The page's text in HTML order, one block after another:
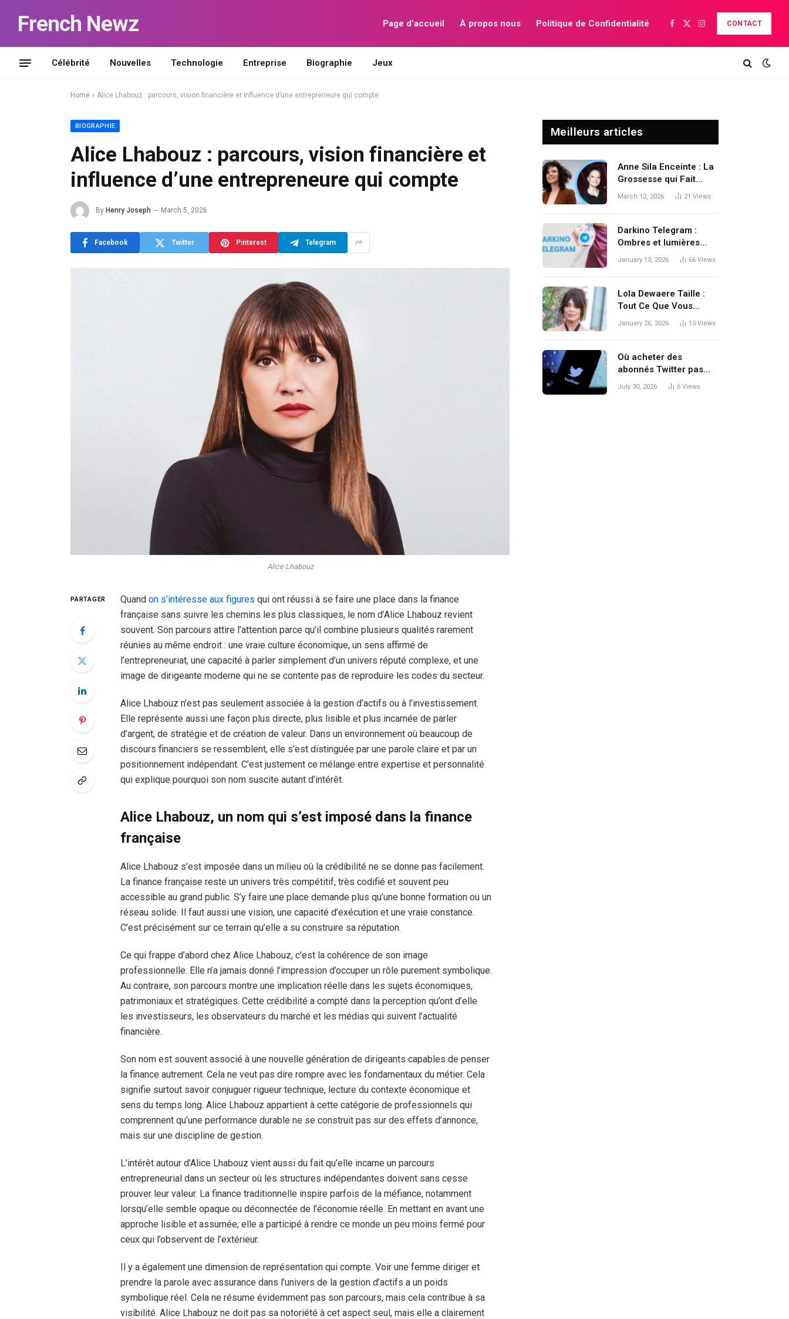
French Newz Page d’accueil À propos nous Politique de Confidentialité Facebook
X
Instagram
CONTACT
Célébrité Nouvelles Technologie Entreprise Biographie Jeux
Home » Alice Lhabouz : parcours, vision financière et influence d’une entrepreneure qui compte
BIOGRAPHIE
Alice Lhabouz : parcours, vision financière et
influence d’une entrepreneure qui compte
By Henry Joseph March 5, 2026
Facebook Twitter Pinterest Telegram
Alice Lhabouz
PARTAGER Quand on s’intéresse aux figures qui ont réussi à se faire une place dans la finance
française sans suivre les chemins les plus classiques, le nom d’Alice Lhabouz revient
souvent. Son parcours attire l’attention parce qu’il combine plusieurs qualités rarement
réunies au même endroit : une vraie culture économique, un sens affirmé de
l’entrepreneuriat, une capacité à parler simplement d’un univers réputé complexe, et une
image de dirigeante moderne qui ne se contente pas de reproduire les codes du secteur.
Alice Lhabouz n’est pas seulement associée à la gestion d’actifs ou à l’investissement.
Elle représente aussi une façon plus directe, plus lisible et plus incarnée de parler
d’argent, de stratégie et de création de valeur. Dans un environnement où beaucoup de
discours financiers se ressemblent, elle s’est distinguée par une parole claire et par un
positionnement indépendant. C’est justement ce mélange entre expertise et personnalité
qui explique pourquoi son nom suscite autant d’intérêt.
Alice Lhabouz, un nom qui s’est imposé dans la finance
française
Alice Lhabouz s’est imposée dans un milieu où la crédibilité ne se donne pas facilement.
La finance française reste un univers très compétitif, très codifié et souvent peu
accessible au grand public. S’y faire une place demande plus qu’une bonne formation ou un
réseau solide. Il faut aussi une vision, une capacité d’exécution et une vraie constance.
C’est précisément sur ce terrain qu’elle a su construire sa réputation.
Ce qui frappe d’abord chez Alice Lhabouz, c’est la cohérence de son image
professionnelle. Elle n’a jamais donné l’impression d’occuper un rôle purement symbolique.
Au contraire, son parcours montre une implication réelle dans les sujets économiques,
patrimoniaux et stratégiques. Cette crédibilité a compté dans la perception qu’ont d’elle
les investisseurs, les observateurs du marché et les médias qui suivent l’actualité
financière.
Son nom est souvent associé à une nouvelle génération de dirigeants capables de penser
la finance autrement. Cela ne veut pas dire rompre avec les fondamentaux du métier. Cela
signifie surtout savoir conjuguer rigueur technique, lecture du contexte économique et
sens du temps long. Alice Lhabouz appartient à cette catégorie de professionnels qui
comprennent qu’une performance durable ne se construit pas sur des effets d’annonce,
mais sur une discipline de gestion.
L’intérêt autour d’Alice Lhabouz vient aussi du fait qu’elle incarne un parcours
entrepreneurial dans un secteur où les structures indépendantes doivent sans cesse
prouver leur valeur. La finance traditionnelle inspire parfois de la méfiance, notamment
lorsqu’elle semble opaque ou déconnectée de l’économie réelle. En mettant en avant une
approche lisible et assumée, elle a participé à rendre ce monde un peu moins fermé pour
ceux qui l’observent de l’extérieur.
Il y a également une dimension de représentation qui compte. Voir une femme diriger et
prendre la parole avec assurance dans l’univers de la gestion d’actifs a un poids
symbolique réel. Cela ne résume évidemment pas son parcours, mais cela contribue à sa
visibilité. Alice Lhabouz ne doit pas sa notoriété à cet aspect seul, mais elle a clairement
Meilleurs articles
Anne Sila Enceinte : La
Grossesse qui Fait
Réagir le Monde de la
March 12, 2026 21 Views
Darkino Telegram :
Ombres et lumières
d’un phénomène
January 13, 2026 66 Views
Lola Dewaere Taille :
Tout Ce Que Vous
Devez Savoir Sur Cette
January 26, 2026 15 Views
Où acheter des
abonnés Twitter pas
chers et réels ?
July 30, 2026 6 Views